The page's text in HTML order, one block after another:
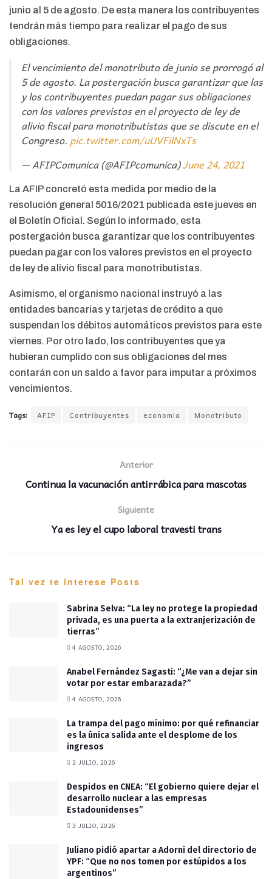
junio al 5 de agosto. De esta manera los contribuyentes
tendrán más tiempo para realizar el pago de sus
obligaciones.
El vencimiento del monotributo de junio se prorrogó al
5 de agosto. La postergación busca garantizar que las
y los contribuyentes puedan pagar sus obligaciones
con los valores previstos en el proyecto de ley de
alivio fiscal para monotributistas que se discute en el
Congreso. pic.twitter.com/uUVFilNxTs
— AFIPComunica (@AFIPcomunica)June 24, 2021
La AFIP concretó esta medida por medio de la
resolución general 5016/2021 publicada este jueves en
el Boletín Oficial. Según lo informado, esta
postergación busca garantizar que los contribuyentes
puedan pagar con los valores previstos en el proyecto
de ley de alivio fiscal para monotributistas.
Asimismo, el organismo nacional instruyó a las
entidades bancarias y tarjetas de crédito a que
suspendan los débitos automáticos previstos para este
viernes. Por otro lado, los contribuyentes que ya
hubieran cumplido con sus obligaciones del mes
contarán con un saldo a favor para imputar a próximos
vencimientos.
Tags: AFIP Contribuyentes economia Monotributo
Anterior
Continua la vacunación antirrábica para mascotas
Siguiente
Ya es ley el cupo laboral travesti trans
Tal vez te interese Posts
Sabrina Selva: “La ley no protege la propiedad
privada, es una puerta a la extranjerización de
tierras”
4 AGOSTO, 2026
Anabel Fernández Sagasti: “¿Me van a dejar sin
votar por estar embarazada?”
4 AGOSTO, 2026
La trampa del pago mínimo: por qué refinanciar
es la única salida ante el desplome de los
ingresos
2 JULIO, 2026
Despidos en CNEA: “El gobierno quiere dejar el
desarrollo nuclear a las empresas
Estadounidenses”
3 JULIO, 2026
Juliano pidió apartar a Adorni del directorio de
YPF: “Que no nos tomen por estúpidos a los
argentinos”